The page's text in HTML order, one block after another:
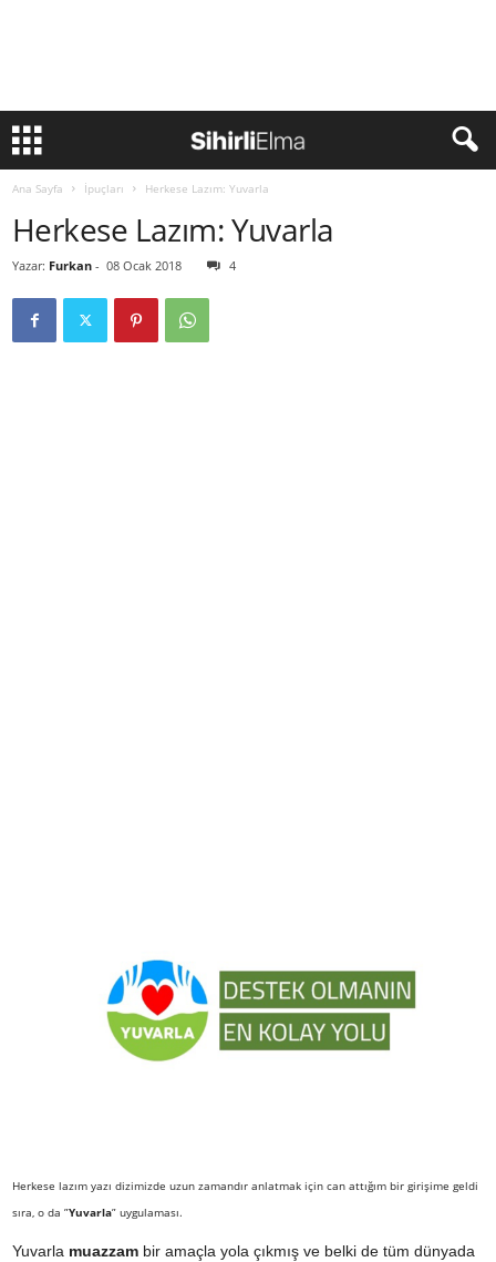
Ana Sayfa İpuçları Herkese Lazım: Yuvarla
Herkese Lazım: Yuvarla
Yazar: Furkan - 08 Ocak 2018 4
Herkese lazım yazı dizimizde uzun zamandır anlatmak için can attığım bir girişime geldi
sıra, o da ”Yuvarla” uygulaması.
Yuvarla muazzam bir amaçla yola çıkmış ve belki de tüm dünyada